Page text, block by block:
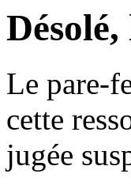
Le pare-
cette
jugée